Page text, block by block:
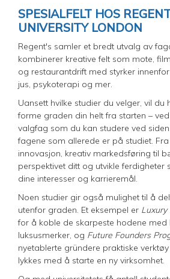
SPESIALFELT HOS
UNIVERSITY LONDON
Regent's samler et bredt utvalg av
kombinerer kreative felt som mote,
og restaurantdrift med styrker
jus, psykoterapi og mer.
Uansett hvilke studier du velger, vil du
forme graden din helt fra starten –
valgfag som du kan studere ved
fagene som allerede er på studiet.
innovasjon, kreativ markedsføring til
perspektivet ditt og utvikle ferdigheter
dine interesser og karrieremål.
Noen studier gir også mulighet til å
utenfor graden. Et eksempel er Luxury
for å koble de skarpeste hodene med
luksusmerker, og Future Founders
nyetablerte gründere praktiske
lykkes med å starte en ny virksomhet.